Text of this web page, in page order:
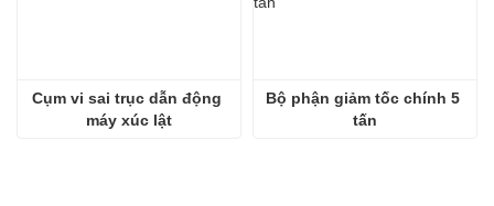
Cụm vi sai trục dẫn động
máy xúc lật
Bộ phận giảm tốc chính 5
tấn